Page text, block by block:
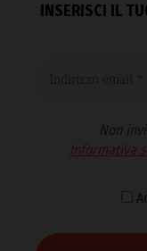
INSERISCI IL
Non
Informativa